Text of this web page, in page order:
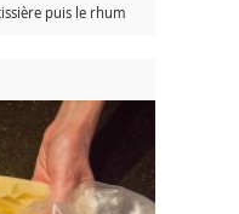
puis le rhum